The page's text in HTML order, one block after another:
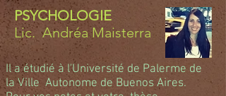
PSYCHOLOGIE
Lic. Andréa Maisterra
Il a étudié à l'Université de Palerme de
la Ville Autonome de Buenos Aires.